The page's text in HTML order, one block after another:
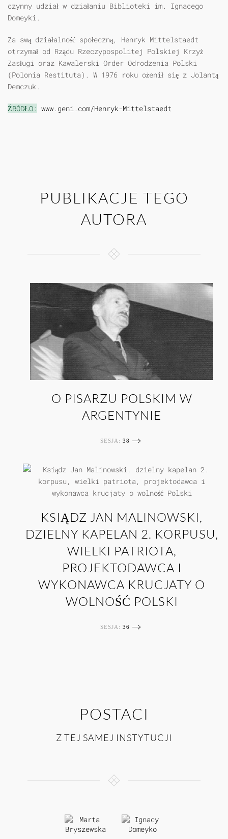
czynny udział w działaniu Biblioteki im. Ignacego
Domeyki.
Za swą działalność społeczną, Henryk Mittelstaedt
otrzymał od Rządu Rzeczypospolitej Polskiej Krzyż
Zasługi oraz Kawalerski Order Odrodzenia Polski
(Polonia Restituta). W 1976 roku ożenił się z Jolantą
Demczuk.
ŹRÓDŁO: www.geni.com/Henryk-Mittelstaedt
PUBLIKACJE TEGO
AUTORA
O PISARZU POLSKIM W
ARGENTYNIE
SESJA: 38
KSIĄDZ JAN MALINOWSKI,
DZIELNY KAPELAN 2. KORPUSU,
WIELKI PATRIOTA,
PROJEKTODAWCA I
WYKONAWCA KRUCJATY O
WOLNOŚĆ POLSKI
SESJA: 36
POSTACI
Z TEJ SAMEJ INSTYTUCJI